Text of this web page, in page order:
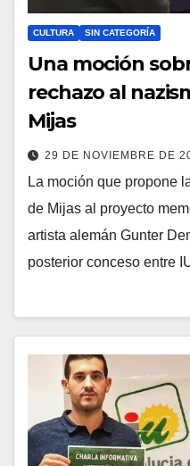
CULTURA SIN CATEGORÍA
Una moción
rechazo al
Mijas
29 DE NOVIEMBRE DE
La moción que propone
de Mijas al proyecto
artista alemán Gunter
posterior conceso entre